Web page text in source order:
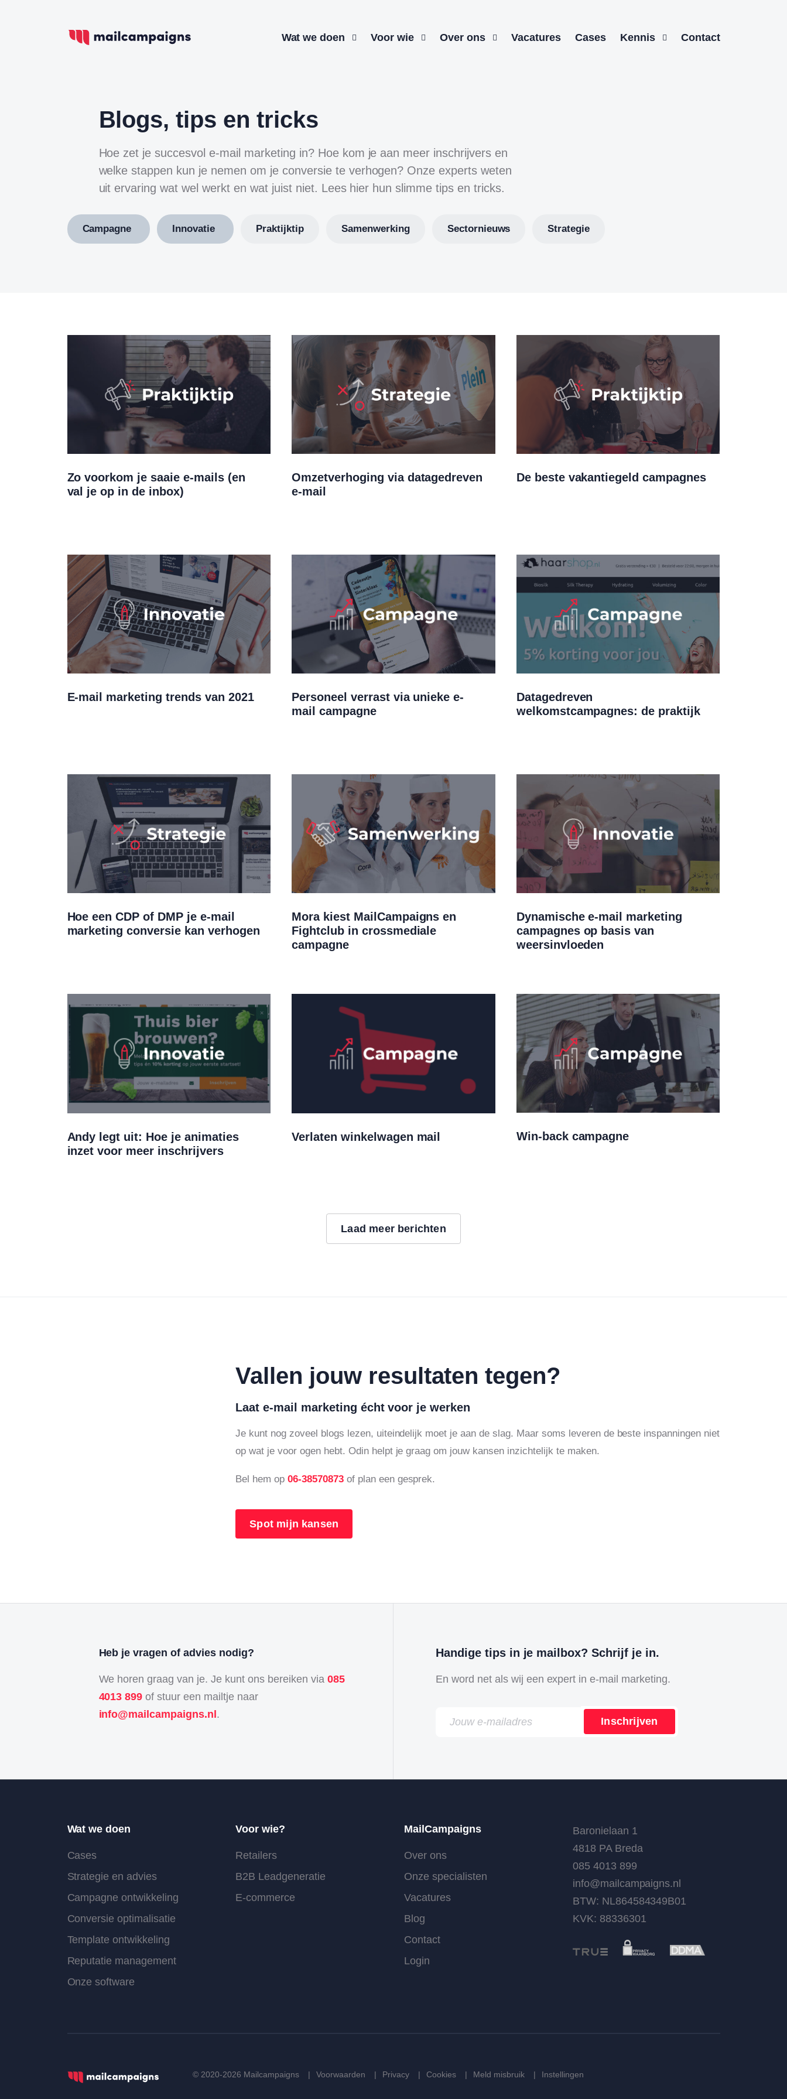
Wat we doen Voor wie Over ons Vacatures Cases Kennis Contact
Blogs, tips en tricks
Hoe zet je succesvol e-mail marketing in? Hoe kom je aan meer inschrijvers en
welke stappen kun je nemen om je conversie te verhogen? Onze experts weten
uit ervaring wat wel werkt en wat juist niet. Lees hier hun slimme tips en tricks.
Campagne Innovatie Praktijktip Samenwerking Sectornieuws Strategie
Zo voorkom je saaie e-mails (en
val je op in de inbox)
Omzetverhoging via datagedreven
e-mail
De beste vakantiegeld campagnes
E-mail marketing trends van 2021
Personeel verrast via unieke e-
mail campagne
Datagedreven
welkomstcampagnes: de praktijk
Hoe een CDP of DMP je e-mail
marketing conversie kan verhogen
Mora kiest MailCampaigns en
Fightclub in crossmediale
campagne
Dynamische e-mail marketing
campagnes op basis van
weersinvloeden
Andy legt uit: Hoe je animaties
inzet voor meer inschrijvers
Verlaten winkelwagen mail Win-back campagne
Laad meer berichten
Vallen jouw resultaten tegen?
Laat e-mail marketing écht voor je werken
Je kunt nog zoveel blogs lezen, uiteindelijk moet je aan de slag. Maar soms leveren de beste inspanningen niet
op wat je voor ogen hebt. Odin helpt je graag om jouw kansen inzichtelijk te maken.
Bel hem op06-38570873of plan een gesprek.
Spot mijn kansen
Heb je vragen of advies nodig?
We horen graag van je. Je kunt ons bereiken via 085
4013 899 of stuur een mailtje naar
info@mailcampaigns.nl .
Handige tips in je mailbox? Schrijf je in.
En word net als wij een expert in e-mail marketing.
Inschrijven
Baronielaan 1
4818 PA Breda
085 4013 899
info@mailcampaigns.nl
BTW: NL864584349B01
KVK: 88336301
Wat we doen
Cases
Strategie en advies
Campagne ontwikkeling
Conversie optimalisatie
Template ontwikkeling
Reputatie management
Onze software
Voor wie?
Retailers
B2B Leadgeneratie
E-commerce
MailCampaigns
Over ons
Onze specialisten
Vacatures
Blog
Contact
Login
© 2020-2026 Mailcampaigns Voorwaarden Privacy Cookies Meld misbruik Instellingen